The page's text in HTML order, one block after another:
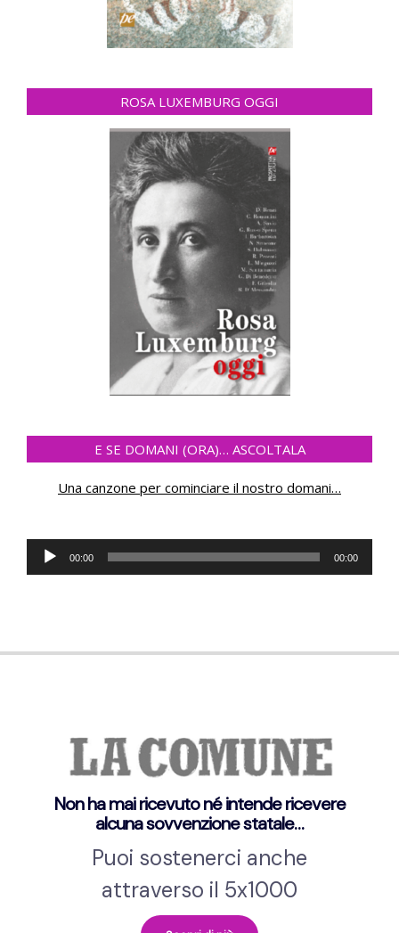
ROSA LUXEMBURG OGGI
E SE DOMANI (ORA)… ASCOLTALA
Una canzone per cominciare il nostro domani…
Lecteur
audio
00:00 00:00
Non ha mai ricevuto né intende ricevere
alcuna sovvenzione statale…
Puoi sostenerci anche
attraverso il 5x1000